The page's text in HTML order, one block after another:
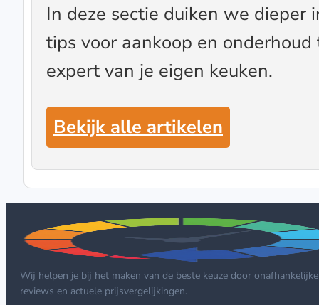
In deze sectie duiken we dieper
tips voor aankoop en
expert van je eigen keuken.
Bekijk alle artikelen
Wij helpen je bij het maken van de beste keuze door onafhankelijke
reviews en actuele prijsvergelijkingen.